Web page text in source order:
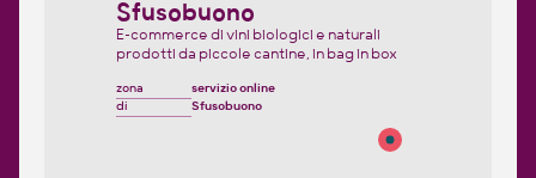
Sfusobuono
E-commerce di vini biologici e naturali
prodotti da piccole cantine, in bag in box
zona
servizio online
di
Sfusobuono